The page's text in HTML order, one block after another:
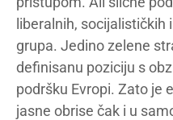
liberalnih, socijalističkih
grupa. Jedino zelene
definisanu poziciju s
podršku Evropi. Zato je
jasne obrise čak i u